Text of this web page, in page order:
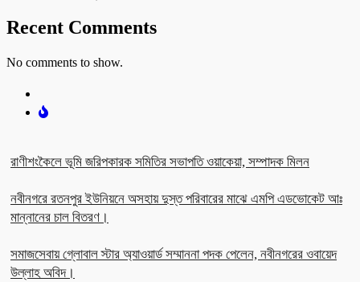
Recent Comments
No comments to show.
রাণীশংকৈলে ভূমি জরিপকারক সমিতির সভাপতি ওয়াকেয়া, সম্পাদক মিলন
নবীনগরে রতনপুর ইউনিয়নে অসহায় দুস্ত পরিবারের মাঝে এমপি এডভোকেট আঃ
মান্নানের চাল বিতরণ।
সমাজসেবায় গ্লোবাল স্টার অ্যাওয়ার্ড সম্মাননা পদক পেলেন, নবীনগরের ওবায়েদ
উল্লাহ অবিদ।